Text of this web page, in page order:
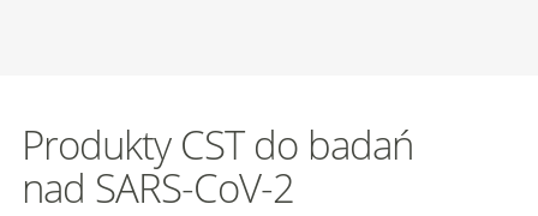
Produkty CST do badań
nad SARS-CoV-2